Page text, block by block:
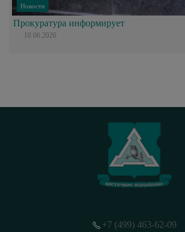
Новости
Прокуратура информирует
10.06.2026
+7 (499) 463-62-09